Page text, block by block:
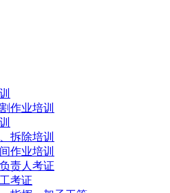
作业培训
拆除培训
作业培训
责人考证
考证